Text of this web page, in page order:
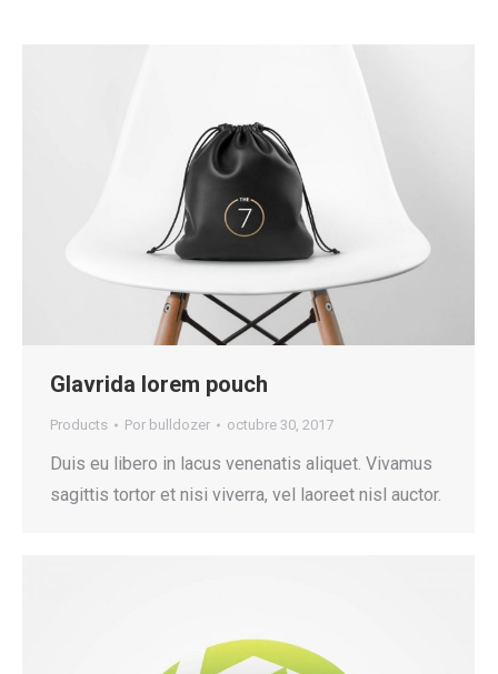
Glavrida lorem pouch
Products Por bulldozer octubre 30, 2017
Duis eu libero in lacus venenatis aliquet. Vivamus
sagittis tortor et nisi viverra, vel laoreet nisl auctor.